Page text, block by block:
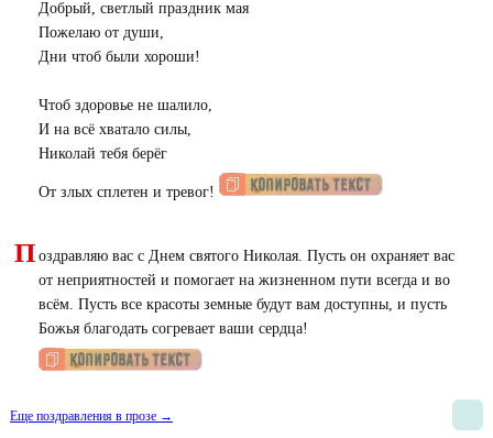
Добрый, светлый праздник мая
Пожелаю от души,
Дни чтоб были хороши!
Чтоб здоровье не шалило,
И на всё хватало силы,
Николай тебя берёг
От злых сплетен и тревог!
П оздравляю вас с Днем святого Николая. Пусть он охраняет вас
от неприятностей и помогает на жизненном пути всегда и во
всём. Пусть все красоты земные будут вам доступны, и пусть
Божья благодать согревает ваши сердца!
Еще поздравления в прозе →